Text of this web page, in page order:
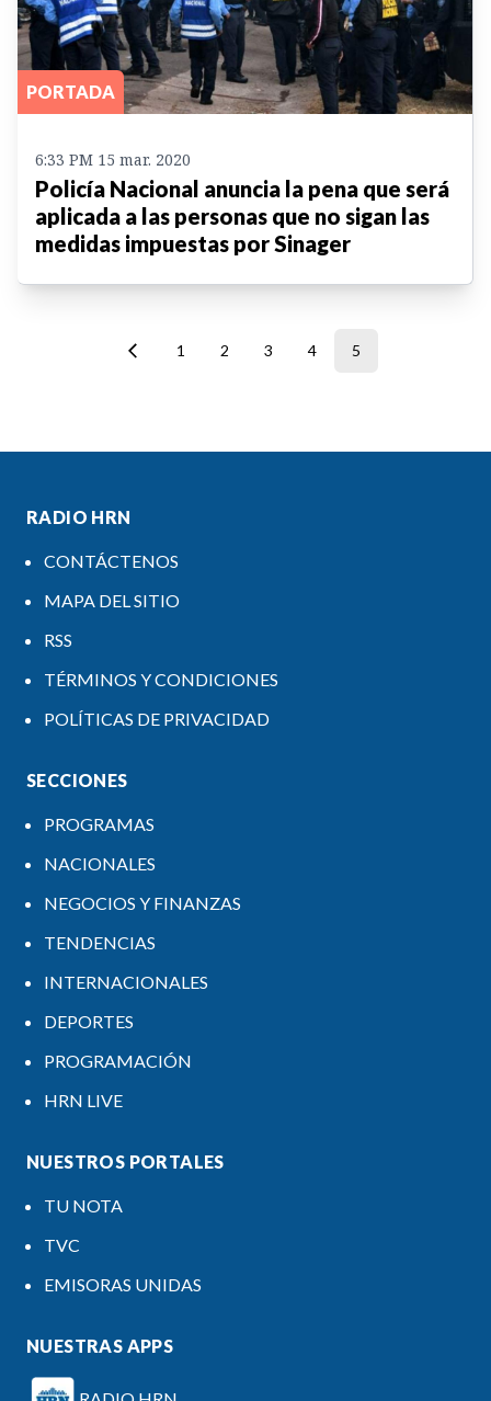
PORTADA
6:33 PM 15 mar. 2020
Policía Nacional anuncia la pena que será
aplicada a las personas que no sigan las
medidas impuestas por Sinager
1 2 3 4 5
RADIO HRN
CONTÁCTENOS
MAPA DEL SITIO
RSS
TÉRMINOS Y CONDICIONES
POLÍTICAS DE PRIVACIDAD
SECCIONES
PROGRAMAS
NACIONALES
NEGOCIOS Y FINANZAS
TENDENCIAS
INTERNACIONALES
DEPORTES
PROGRAMACIÓN
HRN LIVE
NUESTROS PORTALES
TU NOTA
TVC
EMISORAS UNIDAS
NUESTRAS APPS